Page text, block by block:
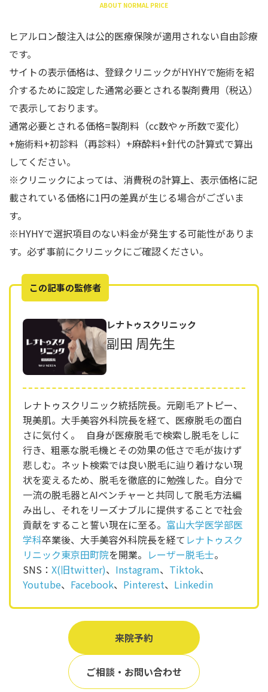
ABOUT NORMAL PRICE
ヒアルロン酸注入は公的医療保険が適用されない自由診療
です。
サイトの表示価格は、登録クリニックがHYHYで施術を紹
介するために設定した通常必要とされる製剤費用（税込）
で表示しております。
通常必要とされる価格=製剤料（cc数やヶ所数で変化）
+施術料+初診料（再診料）+麻酔料+針代の計算式で算出
してください。
※クリニックによっては、消費税の計算上、表示価格に記
載されている価格に1円の差異が生じる場合がございま
す。
※HYHYで選択項目のない料金が発生する可能性がありま
す。必ず事前にクリニックにご確認ください。
この記事の監修者
レナトゥスクリニック
副田 周先生
レナトゥスクリニック統括院長。元剛毛アトピー、
現美肌。大手美容外科院長を経て、医療脱毛の面白
さに気付く。 自身が医療脱毛で検索し脱毛をしに
行き、粗悪な脱毛機とその効果の低さで毛が抜けず
悲しむ。ネット検索では良い脱毛に辿り着けない現
状を変えるため、脱毛を徹底的に勉強した。自分で
一流の脱毛器とAIベンチャーと共同して脱毛方法編
み出し、それをリーズナブルに提供することで社会
貢献をすること誓い現在に至る。 富山大学医学部医
学科卒業後、大手美容外科院長を経て レナトゥスク
リニック東京田町院を開業。 レーザー脱毛士。
SNS： X(旧twitter)、 Instagram、 Tiktok、
Youtube、 Facebook、 Pinterest、 Linkedin
来院予約
ご相談・お問い合わせ